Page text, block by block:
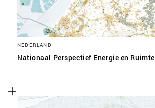
NEDERLAND
Nationaal Perspectief Energie en Ruimte